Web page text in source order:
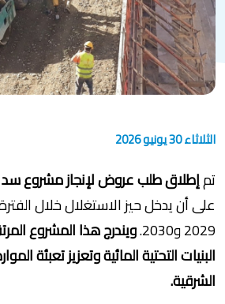
الثلاثاء 30 يونيو 2026
تمإطلاق طلب عروض لإنجاز مشروع سد
على أن يدخل حيز الاستغلال خلال
2029 و2030.
ويندرج هذا المشروع
البنيات التحتية المائية وتعزيز تعبئة
الشرقية.